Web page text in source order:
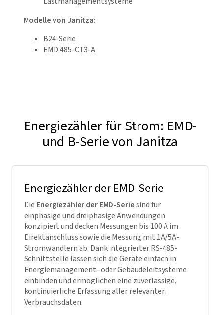
Modelle von Janitza:
B24-Serie
EMD 485-CT3-A
Energiezähler für Strom: EMD-
und B-Serie von Janitza
Energiezähler der EMD-Serie
Die Energiezähler der EMD-Seriesind für
einphasige und dreiphasige Anwendungen
konzipiert und decken Messungen bis 100 A im
Direktanschluss sowie die Messung mit 1A/5A-
Stromwandlern ab. Dank integrierter RS-485-
Schnittstelle lassen sich die Geräte einfach in
Energiemanagement- oder Gebäudeleitsysteme
einbinden und ermöglichen eine zuverlässige,
kontinuierliche Erfassung aller relevanten
Verbrauchsdaten.